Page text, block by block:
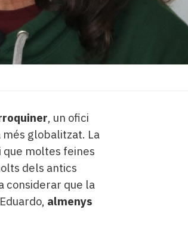
, un ofici
globalitzat. La
que moltes feines
dels antics
considerar que la
almenys